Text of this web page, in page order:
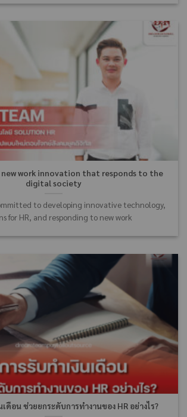
new work innovation that responds to the
digital society
to developing innovative technology,
for HR, and responding to new work
ดือน ช่วยยกระดับการทำงานของ HR อย่างไร?